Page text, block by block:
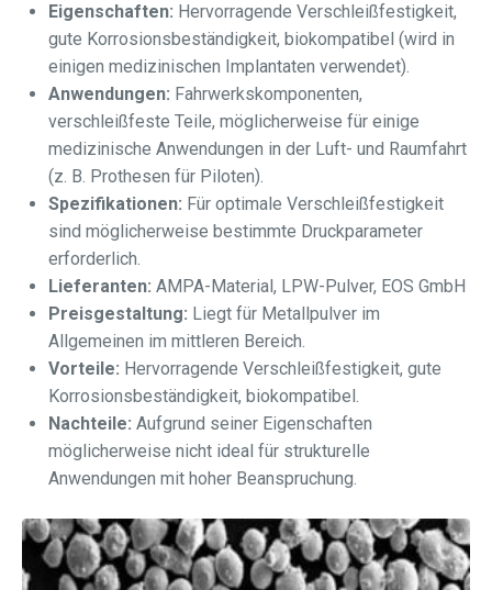
Eigenschaften: Hervorragende Verschleißfestigkeit,
gute Korrosionsbeständigkeit, biokompatibel (wird in
einigen medizinischen Implantaten verwendet).
Anwendungen: Fahrwerkskomponenten,
verschleißfeste Teile, möglicherweise für einige
medizinische Anwendungen in der Luft- und Raumfahrt
(z. B. Prothesen für Piloten).
Spezifikationen: Für optimale Verschleißfestigkeit
sind möglicherweise bestimmte Druckparameter
erforderlich.
Lieferanten: AMPA-Material, LPW-Pulver, EOS GmbH
Preisgestaltung: Liegt für Metallpulver im
Allgemeinen im mittleren Bereich.
Vorteile: Hervorragende Verschleißfestigkeit, gute
Korrosionsbeständigkeit, biokompatibel.
Nachteile: Aufgrund seiner Eigenschaften
möglicherweise nicht ideal für strukturelle
Anwendungen mit hoher Beanspruchung.